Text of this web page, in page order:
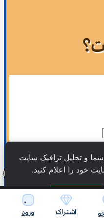
فرستادن دیدگاه
اشتراک ورود
تجربه شما و تحلیل ترافیک سایت
پذیرش همه